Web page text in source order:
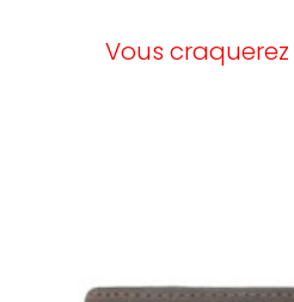
Vous craquerez